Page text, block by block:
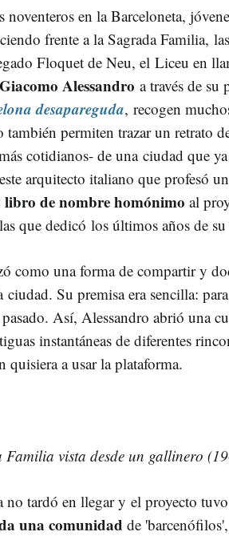
en la Barceloneta,
frente a la Sagrada Familia,
Floquet de Neu, el Liceu en
Giacomo Alessandro a través de su
desapareguda, recogen
también permiten trazar un retrato
cotidianos- de una ciudad que
arquitecto italiano que profesó
libro de nombre homónimo al
que dedicó los últimos años de
como una forma de compartir y
ciudad. Su premisa era sencilla:
Así, Alessandro abrió una
instantáneas de diferentes
quisiera a usar la plataforma.
Familia vista desde un gallinero
no tardó en llegar y el proyecto
una comunidad de